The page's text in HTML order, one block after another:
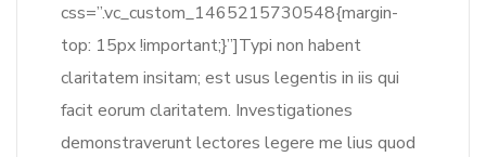
css=”.vc_custom_1465215730548{margin-
top: 15px !important;}”]Typi non habent
claritatem insitam; est usus legentis in iis qui
facit eorum claritatem. Investigationes
demonstraverunt lectores legere me lius quod